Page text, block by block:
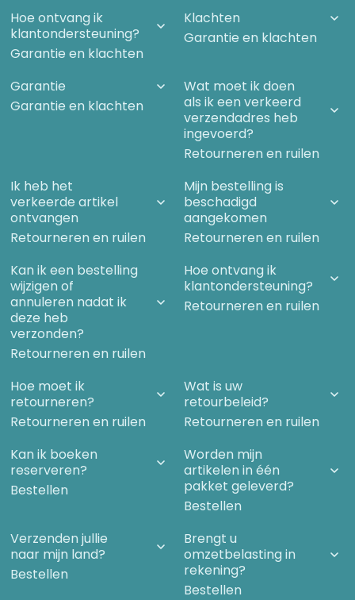
Hoe ontvang ik
klantondersteuning?
Garantie en klachten
Klachten
Garantie en klachten
Garantie
Garantie en klachten
Wat moet ik doen
als ik een verkeerd
verzendadres heb
ingevoerd?
Retourneren en ruilen
Ik heb het
verkeerde artikel
ontvangen
Retourneren en ruilen
Mijn bestelling is
beschadigd
aangekomen
Retourneren en ruilen
Kan ik een bestelling
wijzigen of
annuleren nadat ik
deze heb
verzonden?
Retourneren en ruilen
Hoe ontvang ik
klantondersteuning?
Retourneren en ruilen
Hoe moet ik
retourneren?
Retourneren en ruilen
Wat is uw
retourbeleid?
Retourneren en ruilen
Kan ik boeken
reserveren?
Bestellen
Worden mijn
artikelen in één
pakket geleverd?
Bestellen
Verzenden jullie
naar mijn land?
Bestellen
Brengt u
omzetbelasting in
rekening?
Bestellen